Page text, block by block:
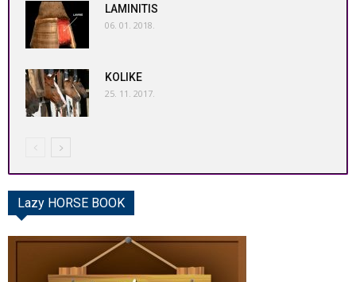
LAMINITIS
06. 01. 2018.
KOLIKE
25. 11. 2017.
Lazy HORSE BOOK